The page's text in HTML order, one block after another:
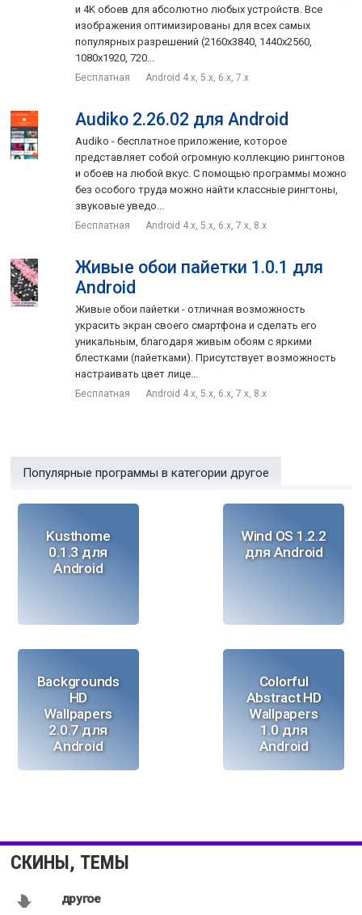
и 4K обоев для абсолютно любых устройств. Все
изображения оптимизированы для всех самых
популярных разрешений (2160x3840, 1440x2560,
1080x1920, 720...
Бесплатная Android 4.x, 5.x, 6.x, 7.x
Audiko 2.26.02 для Android
Audiko - бесплатное приложение, которое
представляет собой огромную коллекцию рингтонов
и обоев на любой вкус. С помощью программы можно
без особого труда можно найти классные рингтоны,
звуковые уведо...
Бесплатная Android 4.x, 5.x, 6.x, 7.x, 8.x
Живые обои пайетки 1.0.1 для
Android
Живые обои пайетки - отличная возможность
украсить экран своего смартфона и сделать его
уникальным, благодаря живым обоям с яркими
блестками (пайетками). Присутствует возможность
настраивать цвет лице...
Бесплатная Android 4.x, 5.x, 6.x, 7.x, 8.x
Популярные программы в категории другое
Kusthome
0.1.3 для
Android
Wind OS 1.2.2
для Android
Backgrounds
HD
Wallpapers
2.0.7 для
Android
Colorful
Abstract HD
Wallpapers
1.0 для
Android
eyes 1.0 для
Android
1.0 для
СКИНЫ, ТЕМЫ
другое